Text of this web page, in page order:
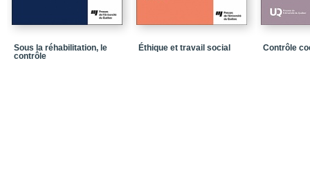
Partie III. Les
santé mentale
spécifique et une
Sous la réhabilitation, le
contrôle
Éthique et travail social Contrôle